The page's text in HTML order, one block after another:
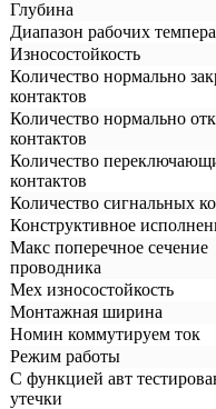
Глубина
Диапазон рабочих
Износостойкость
Количество нормально
контактов
Количество нормально
контактов
Количество
контактов
Количество сигнальных
Конструктивное
Макс поперечное сечение
проводника
Мех износостойкость
Монтажная ширина
Номин коммутируем ток
Режим работы
С функцией авт
утечки